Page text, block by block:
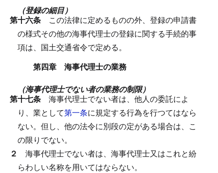
（登録の細目）
第十六条 この法律に定めるものの外、登録の申請書
の様式その他の海事代理士の登録に関する手続的事
項は、国土交通省令で定める。
第四章 海事代理士の業務
（海事代理士でない者の業務の制限）
第十七条 海事代理士でない者は、他人の委託によ
り、業として第一条に規定する行為を行つてはなら
ない。 但し、他の法令に別段の定がある場合は、こ
の限りでない。
２ 海事代理士でない者は、海事代理士又はこれと紛
らわしい名称を用いてはならない。